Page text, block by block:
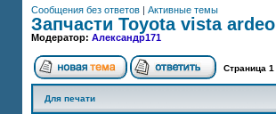
Сообщения без ответов | Активные темы
Запчасти Toyota vista ardeo
Модератор: Александр171
Страница 1
Для печати